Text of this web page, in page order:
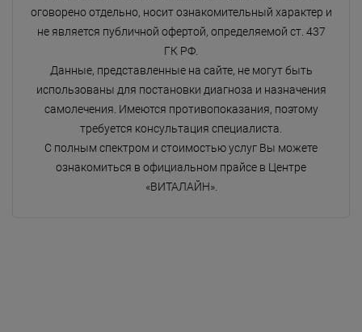
оговорено отдельно, носит ознакомительный характер и
не является публичной офертой, определяемой ст. 437
ГК РФ.
Данные, представленные на сайте, не могут быть
использованы для постановки диагноза и назначения
самолечения. Имеются противопоказания, поэтому
требуется консультация специалиста.
С полным спектром и стоимостью услуг Вы можете
ознакомиться в официальном прайсе в Центре
«ВИТАЛАЙН».